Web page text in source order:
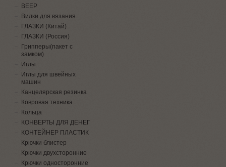
ВЕЕР
Вилки для вязания
ГЛАЗКИ (Китай)
ГЛАЗКИ (Россия)
Грипперы(пакет с
замком)
Иглы
Иглы для швейных
машин
Канцелярская резинка
Ковровая техника
Кольца
КОНВЕРТЫ ДЛЯ ДЕНЕГ
КОНТЕЙНЕР ПЛАСТИК
Крючки блистер
Крючки двухсторонние
Крючки односторонние